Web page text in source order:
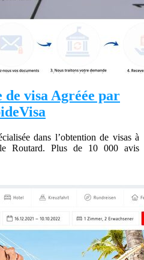
de visa Agréée par
dans l’obtention de visas à
le Routard. Plus de 10 000 avis